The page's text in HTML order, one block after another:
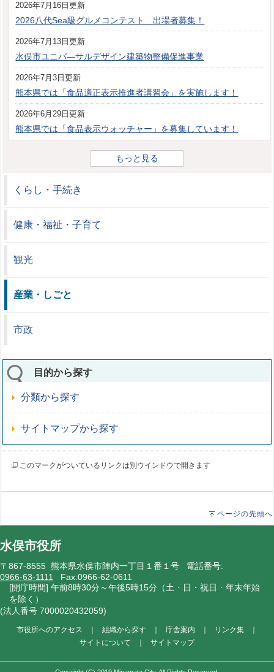
2026年7月16日更新
2026八代Sea級グルメコンテスト 出場者募集！
2026年7月13日更新
水俣市ユニバ―サルデザイン建築物整備促進事業
2026年7月3日更新
熊本県では「食品適正表示推進者講習会」を実施します！
2026年6月29日更新
熊本県では「食品表示ウォッチャー」を募集しています！
もっと見る
くらし・手続き
健康・福祉・子育て
観光
産業・しごと
市政
目的から探す
分類から探す
サイトマップから探す
このマークがついているリンクは別ウインドウで開きます
ページの先頭へ
水俣市役所
〒867-8555 熊本県水俣市陣内一丁目１番１号 電話番号:
0966-63-1111 Fax:0966-62-0611
[開庁時間] 午前8時30分～午後5時15分（土・日・祝日・年末年始
を除く）
(法人番号 7000020432059)
市役所へのアクセス 組織から探す 庁舎案内 リンク集
サイトについて
サイトマップ